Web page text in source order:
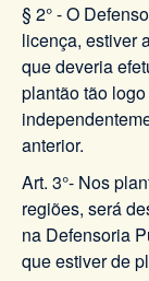
§ 2° - O
licença, estiver
que deveria
plantão tão
anterior.
Art. 3°- Nos
regiões, será
na Defensoria
que estiver de